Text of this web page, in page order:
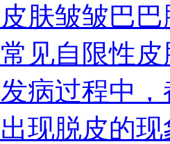
肤皱皱巴
见自限性
病过程中
现脱皮的